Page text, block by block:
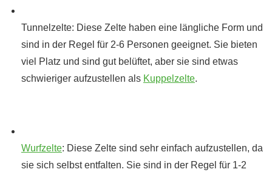
Tunnelzelte: Diese Zelte haben eine längliche Form und
sind in der Regel für 2-6 Personen geeignet. Sie bieten
viel Platz und sind gut belüftet, aber sie sind etwas
schwieriger aufzustellen als Kuppelzelte.
Wurfzelte: Diese Zelte sind sehr einfach aufzustellen, da
sie sich selbst entfalten. Sie sind in der Regel für 1-2